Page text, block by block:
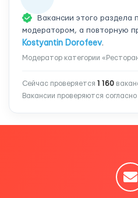
Вакансии этого раздела
модератором, а повторную
Kostyantin Dorofeev.
Модератор категории
Сейчас проверяется 1 160
Вакансии проверяются согласно